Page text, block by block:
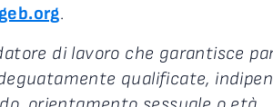
.
di lavoro che garantisce
qualificate,